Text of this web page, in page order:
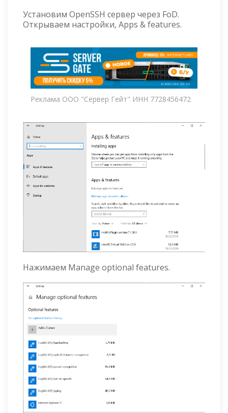
Установим OpenSSH сервер через FoD.
Открываем настройки, Apps & features.
Реклама ООО "Сервер Гейт" ИНН 7728456472
Нажимаем Manage optional features.